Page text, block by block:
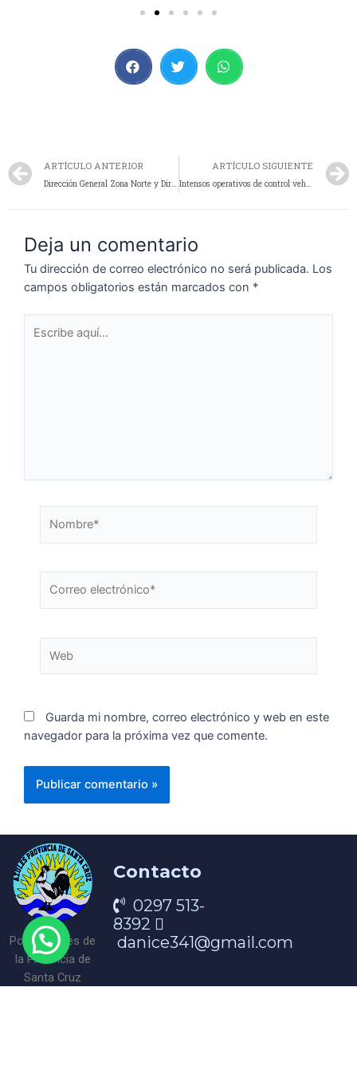
ARTÍCULO ANTERIOR
Dirección General Zona Norte y Dirección General Educación Regional Zona Norte
ARTÍCULO SIGUIENTE
Intensos operativos de control vehicular en distintas rutas de la provincia
Deja un comentario
Tu dirección de correo electrónico no será publicada. Los
campos obligatorios están marcados con *
Guarda mi nombre, correo electrónico y web en este
navegador para la próxima vez que comente.
Portal Azules de
la Provincia de
Santa Cruz
Contacto
0297 513-
8392
danice341@gmail.com
¿Querés contactarte con nosotros?